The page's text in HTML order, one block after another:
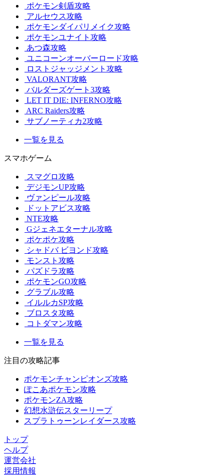
ポケモン剣盾攻略
アルセウス攻略
ポケモンダイパリメイク攻略
ポケモンユナイト攻略
あつ森攻略
ユニコーンオーバーロード攻略
ロストジャッジメント攻略
VALORANT攻略
バルダーズゲート3攻略
LET IT DIE: INFERNO攻略
ARC Raiders攻略
サブノーティカ2攻略
一覧を見る
スマホゲーム
スマグロ攻略
デジモンUP攻略
ヴァンピール攻略
ドットアビス攻略
NTE攻略
Gジェネエターナル攻略
ポケポケ攻略
シャドバ ビヨンド攻略
モンスト攻略
パズドラ攻略
ポケモンGO攻略
グラブル攻略
イルルカSP攻略
ブロスタ攻略
コトダマン攻略
一覧を見る
注目の攻略記事
ポケモンチャンピオンズ攻略
ぽこあポケモン攻略
ポケモンZA攻略
幻想水滸伝スターリープ
スプラトゥーンレイダース攻略
トップ
ヘルプ
運営会社
採用情報